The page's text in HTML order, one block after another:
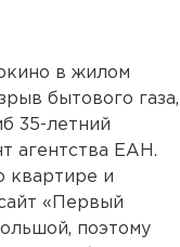
в жилом
бытового газа,
35-летний
агентства ЕАН.
квартире и
«Первый
поэтому